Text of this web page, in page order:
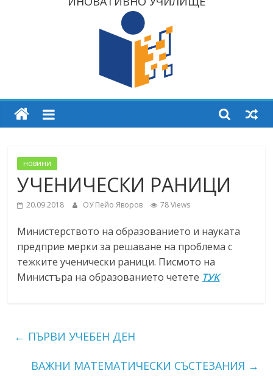
новини
УЧЕНИЧЕСКИ РАНИЦИ
20.09.2018 ОУ Пейо Яворов 78 Views
Министерството на образованието и науката
предприе мерки за решаване на проблема с
тежките ученически раници. Писмото на
Министъра на образованието четете ТУК
← ПЪРВИ УЧЕБЕН ДЕН
ВАЖНИ МАТЕМАТИЧЕСКИ СЪСТЕЗАНИЯ →